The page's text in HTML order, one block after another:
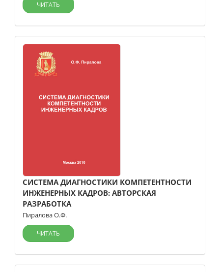
ЧИТАТЬ
СИСТЕМА ДИАГНОСТИКИ КОМПЕТЕНТНОСТИ
ИНЖЕНЕРНЫХ КАДРОВ: АВТОРСКАЯ
РАЗРАБОТКА
Пиралова О.Ф.
ЧИТАТЬ